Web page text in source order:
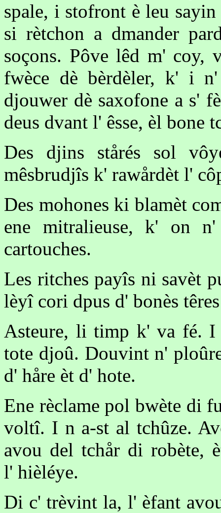
spale, i stofront è leu
si rètchon a dmander
soçons. Pôve lêd m'
fwèce dè bèrdèler, k' i
djouwer dè saxofone a s'
deus dvant l' êsse, èl bone
Des djins stårés sol
mêsbrudjîs k' rawårdèt l'
Des mohones ki blamèt
ene mitralieuse, k' on
cartouches.
Les ritches payîs ni savèt
lèyî cori dpus d' bonès
Asteure, li timp k' va fé.
tote djoû. Douvint n'
d' håre èt d' hote.
Ene rèclame pol bwète di
voltî. I n a-st al tchûze.
avou del tchår di robète,
l' hièléye.
Di c' trèvint la, l' èfant